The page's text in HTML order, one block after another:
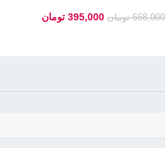
668,000 تومان 395,000 تومان